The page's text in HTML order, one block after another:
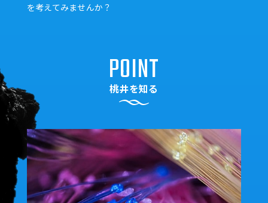
を考えてみませんか？
POINT
桃井を知る